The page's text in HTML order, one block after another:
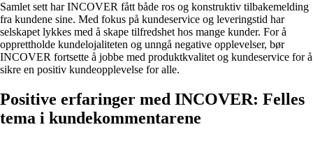
Samlet sett har INCOVER fått både ros og konstruktiv tilbakemelding
fra kundene sine. Med fokus på kundeservice og leveringstid har
selskapet lykkes med å skape tilfredshet hos mange kunder. For å
opprettholde kundelojaliteten og unngå negative opplevelser, bør
INCOVER fortsette å jobbe med produktkvalitet og kundeservice for å
sikre en positiv kundeopplevelse for alle.
Positive erfaringer med INCOVER: Felles
tema i kundekommentarene